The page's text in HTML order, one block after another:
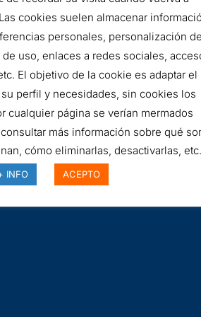
FILTRO
HIDRÁULICO
AÑADIR AL
SKU: R331C10
cookies suelen almacenar
personales, personalización de
uso, enlaces a redes sociales,
El objetivo de la cookie es adaptar el
perfil y necesidades, sin cookies los
cualquier página se verían mermados
más información sobre qué
cómo eliminarlas, desactivarlas,
INFO ACEPTO